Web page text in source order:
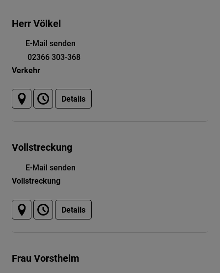
Herr Völkel
E-Mail senden
02366 303-368
Verkehr
Details
Vollstreckung
E-Mail senden
Vollstreckung
Details
Frau Vorstheim